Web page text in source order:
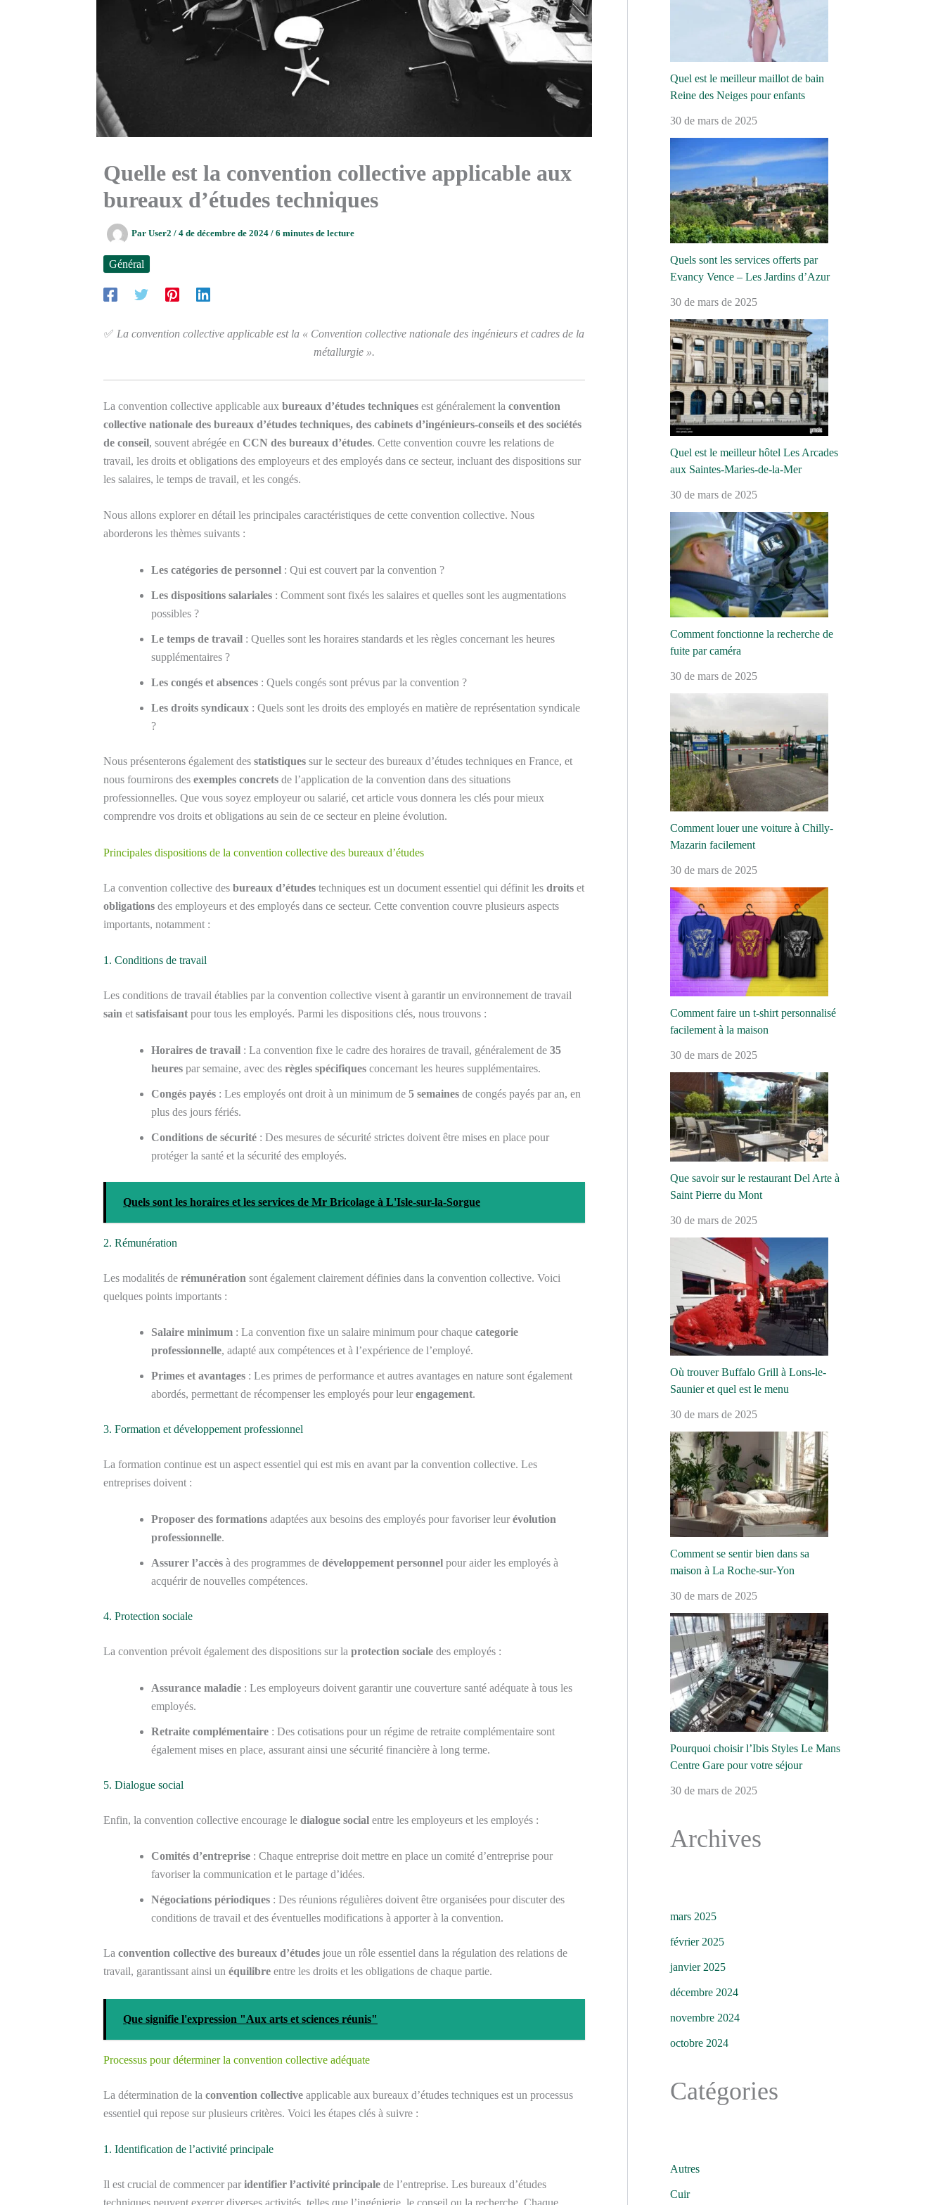
Quelle est la convention collective applicable aux
bureaux d’études techniques
Par User2 / 4 de décembre de 2024 / 6 minutes de lecture
Général
✅ La convention collective applicable est la « Convention collective nationale des ingénieurs et cadres de la
métallurgie ».
La convention collective applicable aux bureaux d’études techniques est généralement la convention
collective nationale des bureaux d’études techniques, des cabinets d’ingénieurs-conseils et des sociétés
de conseil, souvent abrégée en CCN des bureaux d’études. Cette convention couvre les relations de
travail, les droits et obligations des employeurs et des employés dans ce secteur, incluant des dispositions sur
les salaires, le temps de travail, et les congés.
Nous allons explorer en détail les principales caractéristiques de cette convention collective. Nous
aborderons les thèmes suivants :
Les catégories de personnel : Qui est couvert par la convention ?
Les dispositions salariales : Comment sont fixés les salaires et quelles sont les augmentations
possibles ?
Le temps de travail : Quelles sont les horaires standards et les règles concernant les heures
supplémentaires ?
Les congés et absences : Quels congés sont prévus par la convention ?
Les droits syndicaux : Quels sont les droits des employés en matière de représentation syndicale
?
Nous présenterons également des statistiques sur le secteur des bureaux d’études techniques en France, et
nous fournirons des exemples concrets de l’application de la convention dans des situations
professionnelles. Que vous soyez employeur ou salarié, cet article vous donnera les clés pour mieux
comprendre vos droits et obligations au sein de ce secteur en pleine évolution.
Principales dispositions de la convention collective des bureaux d’études
La convention collective des bureaux d’études techniques est un document essentiel qui définit les droits et
obligations des employeurs et des employés dans ce secteur. Cette convention couvre plusieurs aspects
importants, notamment :
1. Conditions de travail
Les conditions de travail établies par la convention collective visent à garantir un environnement de travail
sain et satisfaisant pour tous les employés. Parmi les dispositions clés, nous trouvons :
Horaires de travail : La convention fixe le cadre des horaires de travail, généralement de 35
heures par semaine, avec des règles spécifiques concernant les heures supplémentaires.
Congés payés : Les employés ont droit à un minimum de 5 semaines de congés payés par an, en
plus des jours fériés.
Conditions de sécurité : Des mesures de sécurité strictes doivent être mises en place pour
protéger la santé et la sécurité des employés.
Quels sont les horaires et les services de Mr Bricolage à L'Isle-sur-la-Sorgue
2. Rémunération
Les modalités de rémunération sont également clairement définies dans la convention collective. Voici
quelques points importants :
Salaire minimum : La convention fixe un salaire minimum pour chaque categorie
professionnelle, adapté aux compétences et à l’expérience de l’employé.
Primes et avantages : Les primes de performance et autres avantages en nature sont également
abordés, permettant de récompenser les employés pour leur engagement.
3. Formation et développement professionnel
La formation continue est un aspect essentiel qui est mis en avant par la convention collective. Les
entreprises doivent :
Proposer des formations adaptées aux besoins des employés pour favoriser leur évolution
professionnelle.
Assurer l’accès à des programmes de développement personnel pour aider les employés à
acquérir de nouvelles compétences.
4. Protection sociale
La convention prévoit également des dispositions sur la protection sociale des employés :
Assurance maladie : Les employeurs doivent garantir une couverture santé adéquate à tous les
employés.
Retraite complémentaire : Des cotisations pour un régime de retraite complémentaire sont
également mises en place, assurant ainsi une sécurité financière à long terme.
5. Dialogue social
Enfin, la convention collective encourage le dialogue social entre les employeurs et les employés :
Comités d’entreprise : Chaque entreprise doit mettre en place un comité d’entreprise pour
favoriser la communication et le partage d’idées.
Négociations périodiques : Des réunions régulières doivent être organisées pour discuter des
conditions de travail et des éventuelles modifications à apporter à la convention.
La convention collective des bureaux d’études joue un rôle essentiel dans la régulation des relations de
travail, garantissant ainsi un équilibre entre les droits et les obligations de chaque partie.
Que signifie l'expression "Aux arts et sciences réunis"
Processus pour déterminer la convention collective adéquate
La détermination de la convention collective applicable aux bureaux d’études techniques est un processus
essentiel qui repose sur plusieurs critères. Voici les étapes clés à suivre :
1. Identification de l’activité principale
Il est crucial de commencer par identifier l’activité principale de l’entreprise. Les bureaux d’études
Quel est le meilleur maillot de bain
Reine des Neiges pour enfants
30 de mars de 2025
Quels sont les services offerts par
Evancy Vence – Les Jardins d’Azur
30 de mars de 2025
Quel est le meilleur hôtel Les Arcades
aux Saintes-Maries-de-la-Mer
30 de mars de 2025
Comment fonctionne la recherche de
fuite par caméra
30 de mars de 2025
Comment louer une voiture à Chilly-
Mazarin facilement
30 de mars de 2025
Comment faire un t-shirt personnalisé
facilement à la maison
30 de mars de 2025
Que savoir sur le restaurant Del Arte à
Saint Pierre du Mont
30 de mars de 2025
Où trouver Buffalo Grill à Lons-le-
Saunier et quel est le menu
30 de mars de 2025
Comment se sentir bien dans sa
maison à La Roche-sur-Yon
30 de mars de 2025
Pourquoi choisir l’Ibis Styles Le Mans
Centre Gare pour votre séjour
30 de mars de 2025
Archives
mars 2025
février 2025
janvier 2025
décembre 2024
novembre 2024
octobre 2024
Catégories
Autres
Cuir